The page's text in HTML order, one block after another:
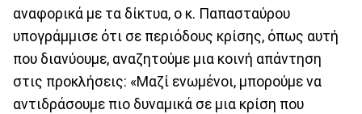
αναφορικά με τα δίκτυα, ο κ. Παπασταύρου
υπογράμμισε ότι σε περιόδους κρίσης, όπως αυτή
που διανύουμε, αναζητούμε μια κοινή απάντηση
στις προκλήσεις: «Μαζί ενωμένοι, μπορούμε να
αντιδράσουμε πιο δυναμικά σε μια κρίση που